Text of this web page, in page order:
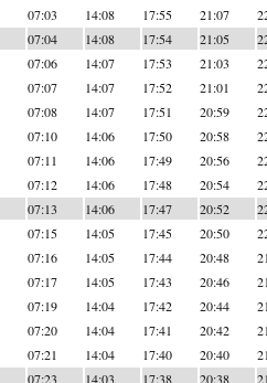
07:03 14:08 17:55 21:07
07:04 14:08 17:54 21:05
07:06 14:07 17:53 21:03
07:07 14:07 17:52 21:01
07:08 14:07 17:51 20:59
07:10 14:06 17:50 20:58
07:11 14:06 17:49 20:56
07:12 14:06 17:48 20:54
07:13 14:06 17:47 20:52
07:15 14:05 17:45 20:50
07:16 14:05 17:44 20:48
07:17 14:05 17:43 20:46
07:19 14:04 17:42 20:44
07:20 14:04 17:41 20:42
07:21 14:04 17:40 20:40
07:23 14:03 17:38 20:38